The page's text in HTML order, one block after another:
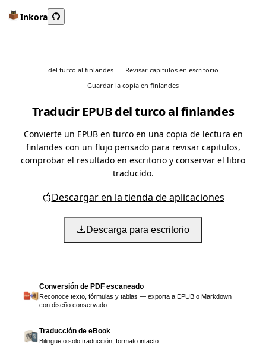
Inkora
del turco al finlandes
Revisar capitulos en escritorio
Guardar la copia en finlandes
Traducir EPUB del turco al finlandes
Convierte un EPUB en turco en una copia de lectura en
finlandes con un flujo pensado para revisar capitulos,
comprobar el resultado en escritorio y conservar el libro
traducido.
Descargar en la tienda de aplicaciones
Descarga para escritorio
Conversión de PDF escaneado
Reconoce texto, fórmulas y tablas — exporta a EPUB o Markdown
con diseño conservado
Traducción de eBook
Bilingüe o solo traducción, formato intacto